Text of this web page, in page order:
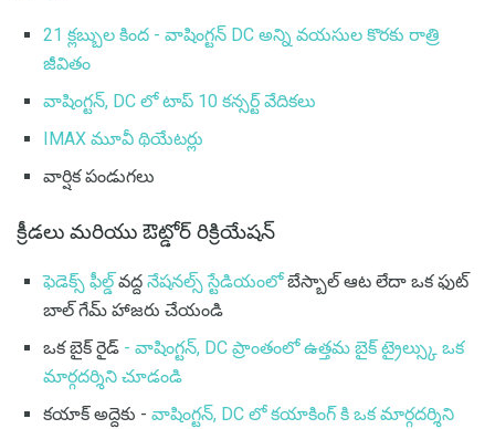
21 క్లబ్బుల కింద - వాషింగ్టన్ DC అన్ని వయసుల కొరకు రాత్రి
జీవితం
వాషింగ్టన్, DC లో టాప్ 10 కన్సర్ట్ వేదికలు
IMAX మూవీ థియేటర్లు
వార్షిక పండుగలు
క్రీడలు మరియు ఔట్డోర్ రిక్రియేషన్
ఫెడెక్స్ ఫీల్డ్వద్ద నేషనల్స్ స్టేడియంలోబేస్బాల్ ఆట లేదా ఒక ఫుట్
బాల్ గేమ్ హాజరు చేయండి
ఒక బైక్ రైడ్ - వాషింగ్టన్, DC ప్రాంతంలో ఉత్తమ బైక్ ట్రైల్స్కు ఒక
మార్గదర్శిని చూడండి
కయాక్ అద్దెకు - వాషింగ్టన్, DC లో కయాకింగ్ కి ఒక మార్గదర్శిని